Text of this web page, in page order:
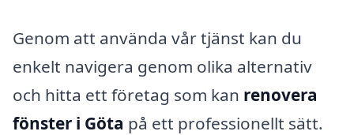
Genom att använda vår tjänst kan du
enkelt navigera genom olika alternativ
och hitta ett företag som kan renovera
fönster i Göta på ett professionellt sätt.